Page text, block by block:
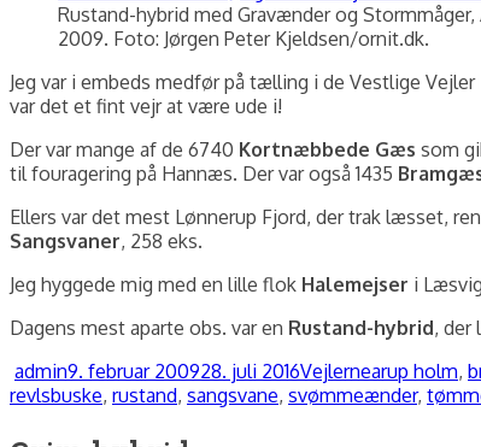
Rustand-hybrid med Gravænder og
2009. Foto: Jørgen Peter Kjeldsen/ornit.dk.
Jeg var i embeds medfør på tælling i de Vestlige
var det et fint vejr at være ude i!
Der var mange af de 6740 Kortnæbbede Gæs som
til fouragering på Hannæs. Der var også 1435
Ellers var det mest Lønnerup Fjord, der trak læsset,
Sangsvaner, 258 eks.
Jeg hyggede mig med en lille flok Halemejser i
Dagens mest aparte obs. var en Rustand-hybrid, der
Forfatter
adminUdgivet
9. februar 200928. juli 2016Kategorier
VejlerneTags
arup holm,
revlsbuske, rustand, sangsvane, svømmeænder,